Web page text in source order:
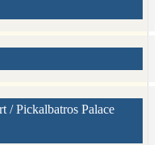
/ Pickalbatros Palace